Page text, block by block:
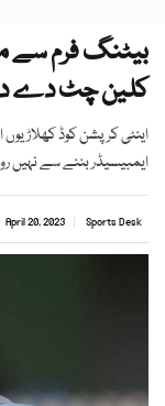
بیٹنگ فرم سے
کلین چٹ دے
اینٹی کرپشن کوڈ کھلاڑیوں
ایمبیسیڈر بننے سے نہیں
Sports Desk
April 20, 2023